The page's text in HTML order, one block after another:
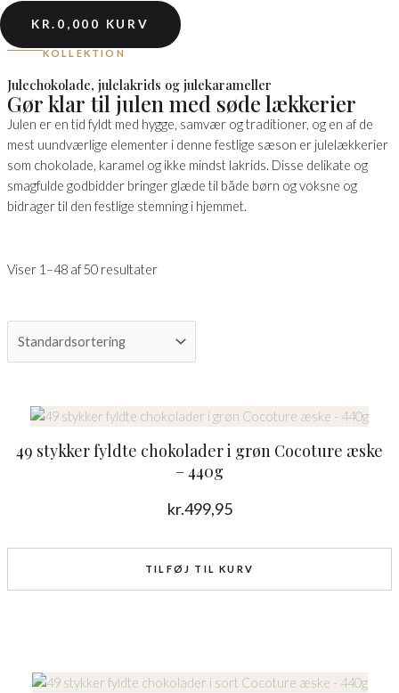
KR. 0,00 0 KURV
KOLLEKTION
Julechokolade, julelakrids og julekarameller
Gør klar til julen med søde lækkerier
Julen er en tid fyldt med hygge, samvær og traditioner, og en af de
mest uundværlige elementer i denne festlige sæson er julelækkerier
som chokolade, karamel og ikke mindst lakrids. Disse delikate og
smagfulde godbidder bringer glæde til både børn og voksne og
bidrager til den festlige stemning i hjemmet.
Viser 1–48 af 50 resultater
49 stykker fyldte chokolader i grøn Cocoture æske
– 440g
kr.499,95
TILFØJ TIL KURV